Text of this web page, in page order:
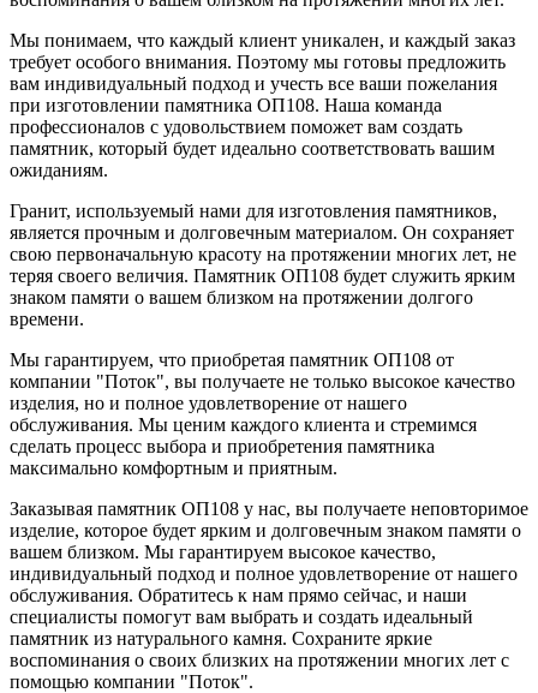
Мы понимаем, что каждый клиент уникален, и каждый заказ
требует особого внимания. Поэтому мы готовы предложить
вам индивидуальный подход и учесть все ваши пожелания
при изготовлении памятника ОП108. Наша команда
профессионалов с удовольствием поможет вам создать
памятник, который будет идеально соответствовать вашим
ожиданиям.
Гранит, используемый нами для изготовления памятников,
является прочным и долговечным материалом. Он сохраняет
свою первоначальную красоту на протяжении многих лет, не
теряя своего величия. Памятник ОП108 будет служить ярким
знаком памяти о вашем близком на протяжении долгого
времени.
Мы гарантируем, что приобретая памятник ОП108 от
компании "Поток", вы получаете не только высокое качество
изделия, но и полное удовлетворение от нашего
обслуживания. Мы ценим каждого клиента и стремимся
сделать процесс выбора и приобретения памятника
максимально комфортным и приятным.
Заказывая памятник ОП108 у нас, вы получаете неповторимое
изделие, которое будет ярким и долговечным знаком памяти о
вашем близком. Мы гарантируем высокое качество,
индивидуальный подход и полное удовлетворение от нашего
обслуживания. Обратитесь к нам прямо сейчас, и наши
специалисты помогут вам выбрать и создать идеальный
памятник из натурального камня. Сохраните яркие
воспоминания о своих близких на протяжении многих лет с
помощью компании "Поток".